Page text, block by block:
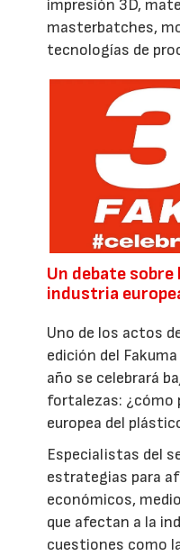
impresión 3D,
masterbatches,
tecnologías de
Un debate sobre
industria
Uno de los actos
edición del
año se celebrará
fortalezas: ¿cómo
europea del
Especialistas del
estrategias para
económicos,
que afectan a la
cuestiones como